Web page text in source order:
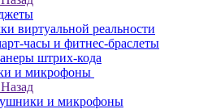
виртуальной реальности
часы и фитнес-браслеты
штрих-кода
и микрофоны
Назад
и микрофоны